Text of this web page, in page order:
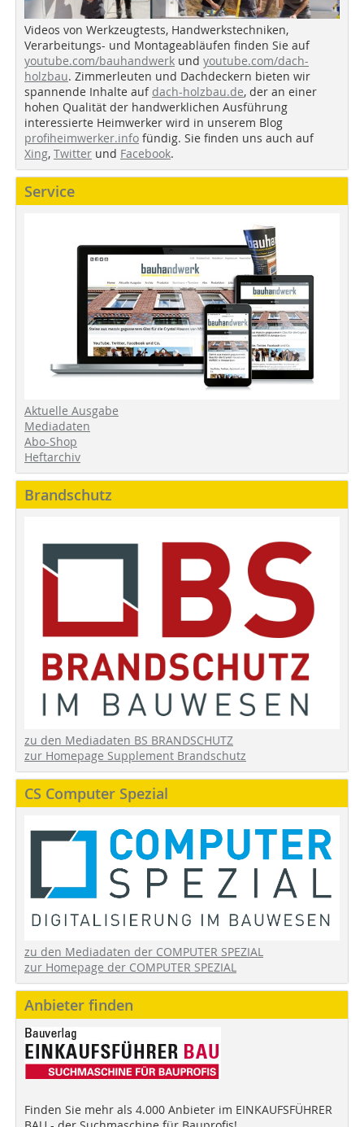
Videos von Werkzeugtests, Handwerkstechniken,
Verarbeitungs- und Montageabläufen finden Sie auf
youtube.com/bauhandwerk und youtube.com/dach-
holzbau. Zimmerleuten und Dachdeckern bieten wir
spannende Inhalte auf dach-holzbau.de, der an einer
hohen Qualität der handwerklichen Ausführung
interessierte Heimwerker wird in unserem Blog
profiheimwerker.info fündig. Sie finden uns auch auf
Xing, Twitter und Facebook.
Service
Aktuelle Ausgabe
Mediadaten
Abo-Shop
Heftarchiv
Brandschutz
zu den Mediadaten BS BRANDSCHUTZ
zur Homepage Supplement Brandschutz
CS Computer Spezial
zu den Mediadaten der COMPUTER SPEZIAL
zur Homepage der COMPUTER SPEZIAL
Anbieter finden
Finden Sie mehr als 4.000 Anbieter im EINKAUFSFÜHRER